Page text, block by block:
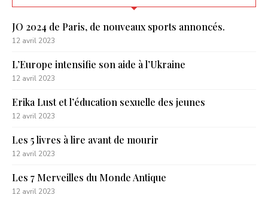
JO 2024 de Paris, de nouveaux sports annoncés.
12 avril 2023
L’Europe intensifie son aide à l’Ukraine
12 avril 2023
Erika Lust et l’éducation sexuelle des jeunes
12 avril 2023
Les 5 livres à lire avant de mourir
12 avril 2023
Les 7 Merveilles du Monde Antique
12 avril 2023